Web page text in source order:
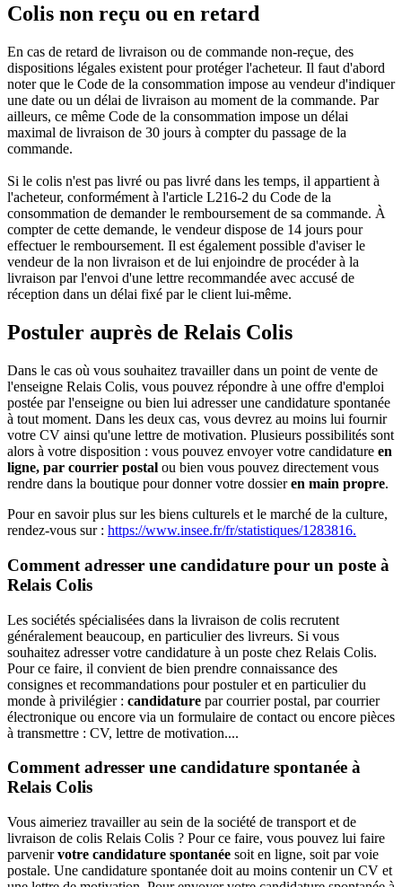
Colis non reçu ou en retard
En cas de retard de livraison ou de commande non-reçue, des
dispositions légales existent pour protéger l'acheteur. Il faut d'abord
noter que le Code de la consommation impose au vendeur d'indiquer
une date ou un délai de livraison au moment de la commande. Par
ailleurs, ce même Code de la consommation impose un délai
maximal de livraison de 30 jours à compter du passage de la
commande.
Si le colis n'est pas livré ou pas livré dans les temps, il appartient à
l'acheteur, conformément à l'article L216-2 du Code de la
consommation de demander le remboursement de sa commande. À
compter de cette demande, le vendeur dispose de 14 jours pour
effectuer le remboursement. Il est également possible d'aviser le
vendeur de la non livraison et de lui enjoindre de procéder à la
livraison par l'envoi d'une lettre recommandée avec accusé de
réception dans un délai fixé par le client lui-même.
Postuler auprès de Relais Colis
Dans le cas où vous souhaitez travailler dans un point de vente de
l'enseigne Relais Colis, vous pouvez répondre à une offre d'emploi
postée par l'enseigne ou bien lui adresser une candidature spontanée
à tout moment. Dans les deux cas, vous devrez au moins lui fournir
votre CV ainsi qu'une lettre de motivation. Plusieurs possibilités sont
alors à votre disposition : vous pouvez envoyer votre candidature en
ligne, par courrier postal ou bien vous pouvez directement vous
rendre dans la boutique pour donner votre dossieren main propre.
Pour en savoir plus sur les biens culturels et le marché de la culture,
rendez-vous sur : https://www.insee.fr/fr/statistiques/1283816.
Comment adresser une candidature pour un poste à
Relais Colis
Les sociétés spécialisées dans la livraison de colis recrutent
généralement beaucoup, en particulier des livreurs. Si vous
souhaitez adresser votre candidature à un poste chez Relais Colis.
Pour ce faire, il convient de bien prendre connaissance des
consignes et recommandations pour postuler et en particulier du
monde à privilégier : candidature par courrier postal, par courrier
électronique ou encore via un formulaire de contact ou encore pièces
à transmettre : CV, lettre de motivation....
Comment adresser une candidature spontanée à
Relais Colis
Vous aimeriez travailler au sein de la société de transport et de
livraison de colis Relais Colis ? Pour ce faire, vous pouvez lui faire
parvenirvotre candidature spontanée soit en ligne, soit par voie
postale. Une candidature spontanée doit au moins contenir un CV et